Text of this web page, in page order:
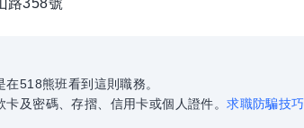
路358號
在518熊班看到這則職務。
卡及密碼、存摺、信用卡或個人證件。求職防騙技巧